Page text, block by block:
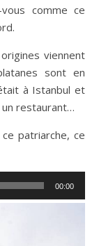
comme ce
viennent
sont en
à Istanbul et
restaurant…
patriarche, ce
00:00